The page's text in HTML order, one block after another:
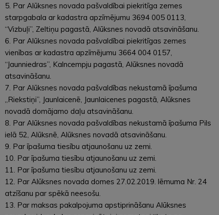
5. Par Alūksnes novada pašvaldībai piekritīga zemes
starpgabala ar kadastra apzīmējumu 3694 005 0113,
“Vizbuļi”, Zeltiņu pagastā, Alūksnes novadā atsavināšanu.
6. Par Alūksnes novada pašvaldībai piekritīgas zemes
vienības ar kadastra apzīmējumu 3664 004 0157,
“Jaunniedras”, Kalncempju pagastā, Alūksnes novadā
atsavināšanu.
7. Par Alūksnes novada pašvaldības nekustamā īpašuma
„Riekstiņi”, Jaunlaicenē, Jaunlaicenes pagastā, Alūksnes
novadā domājamo daļu atsavināšanu.
8. Par Alūksnes novada pašvaldības nekustamā īpašuma Pils
ielā 52, Alūksnē, Alūksnes novadā atsavināšanu.
9. Par īpašuma tiesību atjaunošanu uz zemi.
10. Par īpašuma tiesību atjaunošanu uz zemi.
11. Par īpašuma tiesību atjaunošanu uz zemi.
12. Par Alūksnes novada domes 27.02.2019. lēmuma Nr. 24
atzīšanu par spēkā neesošu.
13. Par maksas pakalpojuma apstiprināšanu Alūksnes